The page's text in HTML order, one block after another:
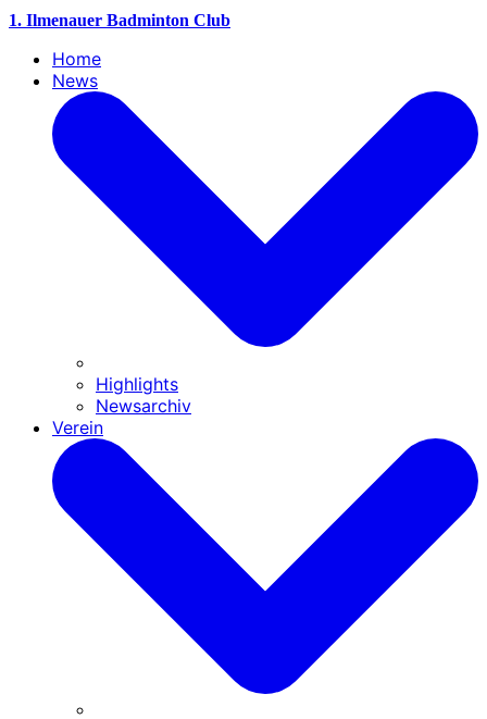
1. Ilmenauer Badminton Club
Home
News
Highlights
Newsarchiv
Verein